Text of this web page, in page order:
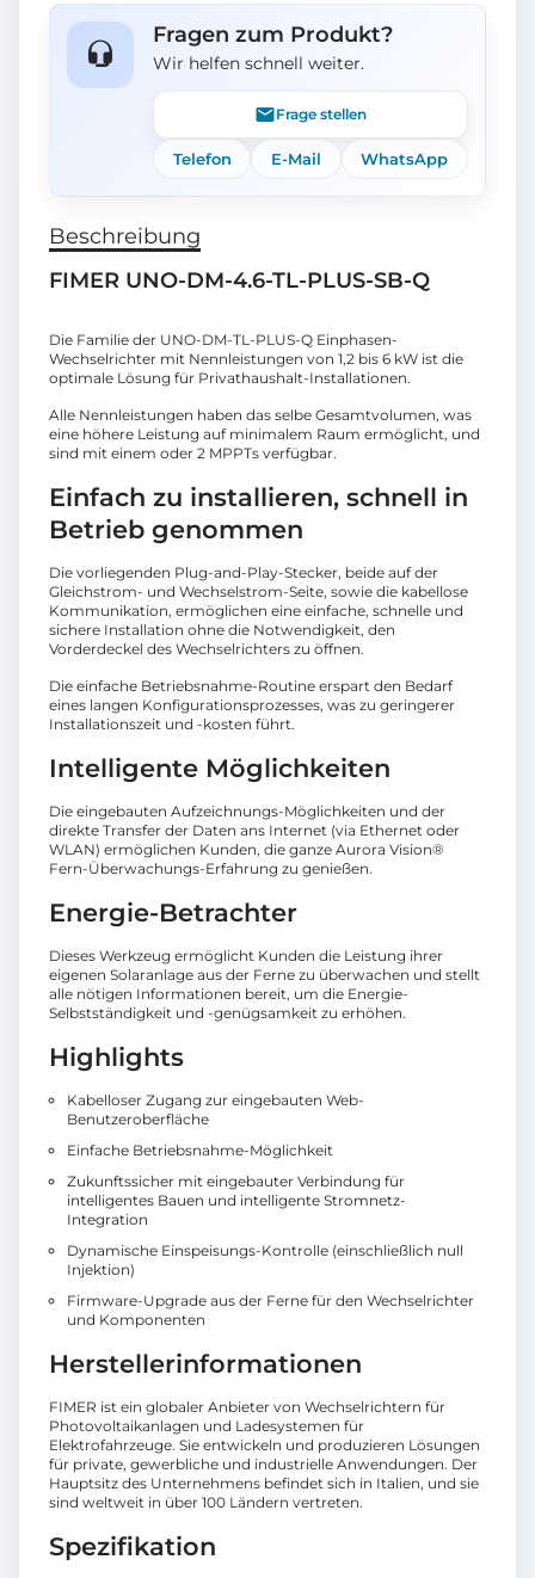
Fragen zum Produkt?
Wir helfen schnell weiter.
Frage stellen
Telefon E-Mail WhatsApp
Beschreibung
FIMER UNO-DM-4.6-TL-PLUS-SB-Q
Die Familie der UNO-DM-TL-PLUS-Q Einphasen-
Wechselrichter mit Nennleistungen von 1,2 bis 6 kW ist die
optimale Lösung für Privathaushalt-Installationen.
Alle Nennleistungen haben das selbe Gesamtvolumen, was
eine höhere Leistung auf minimalem Raum ermöglicht, und
sind mit einem oder 2 MPPTs verfügbar.
Einfach zu installieren, schnell in
Betrieb genommen
Die vorliegenden Plug-and-Play-Stecker, beide auf der
Gleichstrom- und Wechselstrom-Seite, sowie die kabellose
Kommunikation, ermöglichen eine einfache, schnelle und
sichere Installation ohne die Notwendigkeit, den
Vorderdeckel des Wechselrichters zu öffnen.
Die einfache Betriebsnahme-Routine erspart den Bedarf
eines langen Konfigurationsprozesses, was zu geringerer
Installationszeit und -kosten führt.
Intelligente Möglichkeiten
Die eingebauten Aufzeichnungs-Möglichkeiten und der
direkte Transfer der Daten ans Internet (via Ethernet oder
WLAN) ermöglichen Kunden, die ganze Aurora Vision®
Fern-Überwachungs-Erfahrung zu genießen.
Energie-Betrachter
Dieses Werkzeug ermöglicht Kunden die Leistung ihrer
eigenen Solaranlage aus der Ferne zu überwachen und stellt
alle nötigen Informationen bereit, um die Energie-
Selbstständigkeit und -genügsamkeit zu erhöhen.
Highlights
Kabelloser Zugang zur eingebauten Web-
Benutzeroberfläche
Einfache Betriebsnahme-Möglichkeit
Zukunftssicher mit eingebauter Verbindung für
intelligentes Bauen und intelligente Stromnetz-
Integration
Dynamische Einspeisungs-Kontrolle (einschließlich null
Injektion)
Firmware-Upgrade aus der Ferne für den Wechselrichter
und Komponenten
Herstellerinformationen
FIMER ist ein globaler Anbieter von Wechselrichtern für
Photovoltaikanlagen und Ladesystemen für
Elektrofahrzeuge. Sie entwickeln und produzieren Lösungen
für private, gewerbliche und industrielle Anwendungen. Der
Hauptsitz des Unternehmens befindet sich in Italien, und sie
sind weltweit in über 100 Ländern vertreten.
Spezifikation